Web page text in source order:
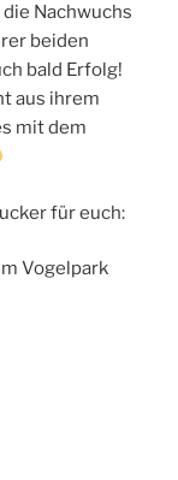
Nachwuchs
beiden
bald Erfolg!
aus ihrem
mit dem
für euch: